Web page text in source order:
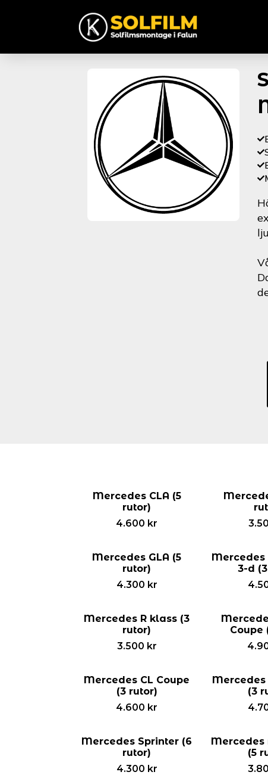
Mercedes CLA (5
rutor)
4.600 kr
Mercedes GLA (5
rutor)
4.300 kr
Mercedes
3-d
Mercedes R klass (3
rutor)
3.500 kr
Coupe
Mercedes CL Coupe
(3 rutor)
4.600 kr
Mercedes
(3
Mercedes Sprinter (6
rutor)
4.300 kr
Mercedes
(5